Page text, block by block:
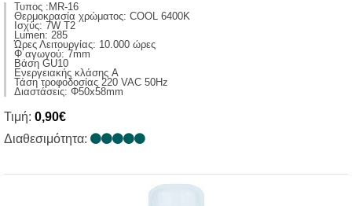
Τυπος :MR-16
Θερμοκρασία χρώματος: COOL 6400K
Ισχύς: 7W T2
Lumen: 285
Ώρες Λειτουργίας: 10.000 ώρες
Φ αγωγού: 7mm
Βάση GU10
Ενεργειακής κλάσης A
Τάση τροφοδoσίας 220 VAC 50Hz
Διαστάσεις: Φ50x58mm
Τιμή: 0,90€
Διαθεσιμότητα: